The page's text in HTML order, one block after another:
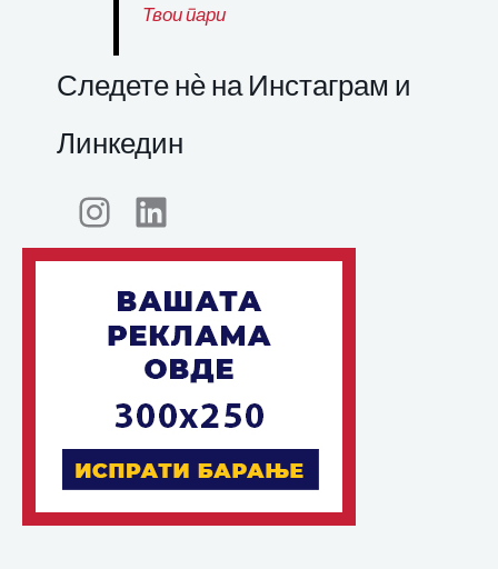
Твои пари
Следете нѐ на Инстаграм и
Линкедин